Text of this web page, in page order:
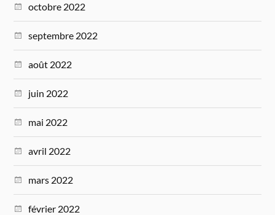
octobre 2022
septembre 2022
août 2022
juin 2022
mai 2022
avril 2022
mars 2022
février 2022